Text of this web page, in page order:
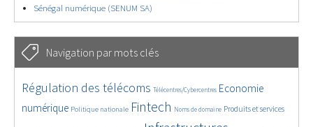
Sénégal numérique (SENUM SA)
Navigation par mots clés
4661/5766
Régulation des télécoms
364/5766 Télécentres/Cybercentres
3795/5766
Economie
numérique
1879/5766 Politique nationale
5212/5766 Fintech
690/5766 Noms de domaine
2491/5766 Produits et services
1623/5766